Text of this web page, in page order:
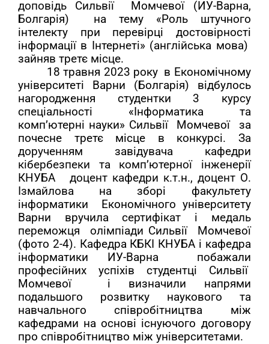
доповідь Сильвії Момчевої (ИУ-Варна,
Болгарія) на тему «Роль штучного
інтелекту при перевірці достовірності
інформації в Інтернеті» (англійська мова)
зайняв третє місце.
18 травня 2023 року в Економічному
університеті Варни (Болгарія) відбулось
нагородження студентки 3 курсу
спеціальності «Інформатика та
комп’ютерні науки» Сильвії Момчевої за
почесне третє місце в конкурсі. За
дорученням завідувача кафедри
кібербезпеки та комп’ютерної інженерії
КНУБА доцент кафедри к.т.н., доцент О.
Ізмайлова на зборі факультету
інформатики Економічного університету
Варни вручиласертифікат і медаль
переможця олімпіади Сильвії Момчевої
(фото 2-4). Кафедра КБКІ КНУБА і кафедра
інформатики ИУ-Варна побажали
професійних успіхів студентці Сильвії
Момчевої і визначили напрями
подальшого розвитку наукового та
навчального співробітництва між
кафедрами на основі існуючого договору
про співробітництво між університетами.